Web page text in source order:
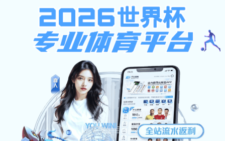
首页?-?信息服务?-? 下载服务